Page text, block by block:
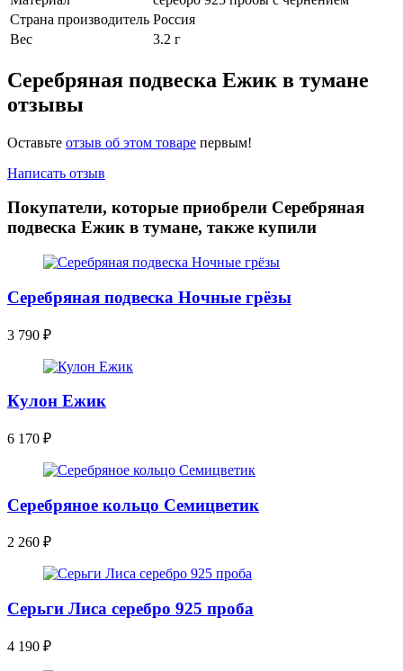
Страна производитель Россия
Вес
3.2 г
Серебряная подвеска Ежик в тумане
отзывы
Оставьте отзыв об этом товаре первым!
Написать отзыв
Покупатели, которые приобрели Серебряная
подвеска Ежик в тумане, также купили
Серебряная подвеска Ночные грёзы
3 790 ₽
Кулон Ежик
6 170 ₽
Серебряное кольцо Семицветик
2 260 ₽
Серьги Лиса серебро 925 проба
4 190 ₽